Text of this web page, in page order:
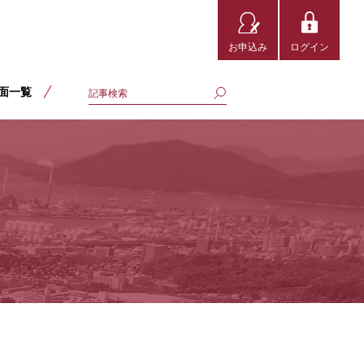
お申込み ログイン
一覧